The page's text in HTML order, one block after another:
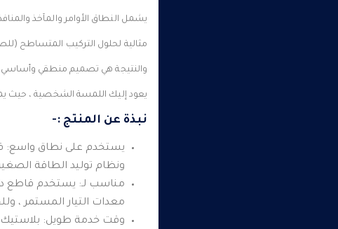
يشمل النطاق الأوامر والمآخذ
مثالية لحلول التركيب المتساطح
والنتيجة هي تصميم منطقي وأساسي
يعود إليك اللمسة الشخصية ، حيث
نبذة عن المنتج :-
يستخدم على نطاق واسع:
ونظام توليد الطاقة
مناسب لـ: يستخدم قاطع
معدات التيار المستمر ،
وقت خدمة طويل: بلاستيك